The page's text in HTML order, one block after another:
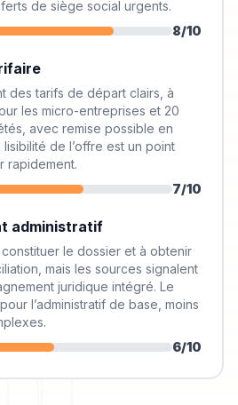
de siège social urgents.
8/10
des tarifs de départ clairs, à
les micro-entreprises et 20
avec remise possible en
de l’offre est un point
rapidement.
7/10
administratif
le dossier et à obtenir
mais les sources signalent
juridique intégré. Le
l’administratif de base, moins
6/10